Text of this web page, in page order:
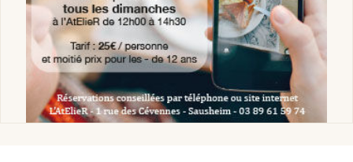
Chanson française dans le Grand Est
Jeux concours